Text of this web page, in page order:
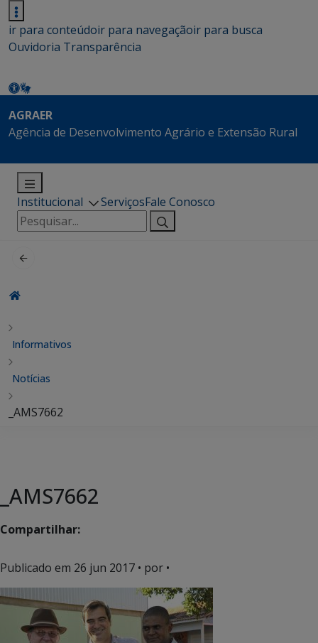
ir para conteúdoir para navegaçãoir para busca
Ouvidoria Transparência
AGRAER
Agência de Desenvolvimento Agrário e Extensão Rural
Institucional ServiçosFale Conosco
Pesquisar
por:
Informativos
Notícias
_AMS7662
_AMS7662
Compartilhar:
Publicado em 26 jun 2017 • por •